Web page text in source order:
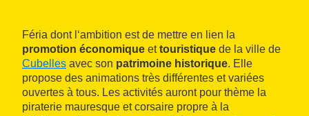
Féria dont l‘ambition est de mettre en lien la
promotion économique ettouristique de la ville de
Cubelles avec son patrimoine historique. Elle
propose des animations très différentes et variées
ouvertes à tous. Les activités auront pour thème la
piraterie mauresque et corsaire propre à la